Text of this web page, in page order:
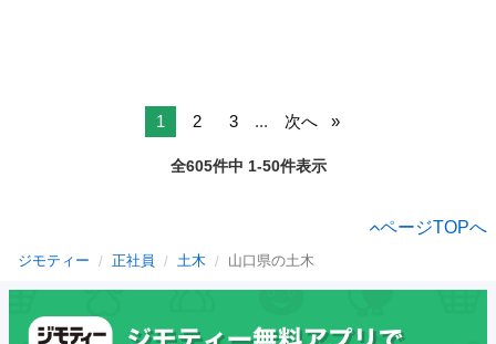
1 2 3 ... 次へ
全605件中 1-50件表示
ページTOPへ
ジモティー 正社員 土木 山口県の土木